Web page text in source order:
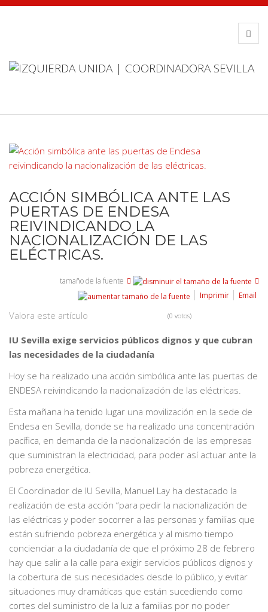
ACCIÓN SIMBÓLICA ANTE LAS
PUERTAS DE ENDESA
REIVINDICANDO LA
NACIONALIZACIÓN DE LAS
ELÉCTRICAS.
tamaño de la fuente
Imprimir
Email
Valora este artículo (0 votos)
IU Sevilla exige servicios públicos dignos y que cubran
las necesidades de la ciudadanía
Hoy se ha realizado una acción simbólica ante las puertas de
ENDESA reivindicando la nacionalización de las eléctricas.
Esta mañana ha tenido lugar una movilización en la sede de
Endesa en Sevilla, donde se ha realizado una concentración
pacífica, en demanda de la nacionalización de las empresas
que suministran la electricidad, para poder así actuar ante la
pobreza energética.
El Coordinador de IU Sevilla, Manuel Lay ha destacado la
realización de esta acción “para pedir la nacionalización de
las eléctricas y poder socorrer a las personas y familias que
están sufriendo pobreza energética y al mismo tiempo
concienciar a la ciudadanía de que el próximo 28 de febrero
hay que salir a la calle para exigir servicios públicos dignos y
la cobertura de sus necesidades desde lo público, y evitar
situaciones muy dramáticas que están sucediendo como
cortes del suministro de la luz a familias por no poder